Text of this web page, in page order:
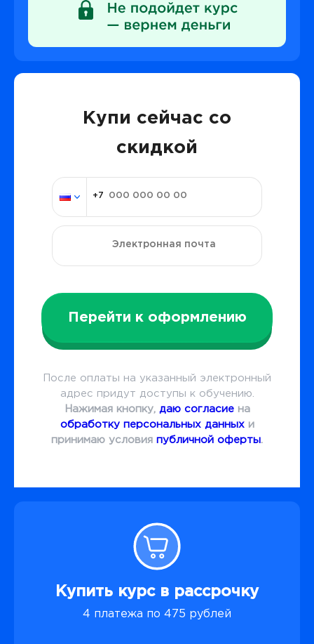
Купи сейчас со
скидкой
Перейти к оформлению
После оплаты на указанный электронный
адрес придут доступы к обучению.
Нажимая кнопку, даю согласиена
обработку персональных данныхи
принимаю условия публичной оферты.
Купить курс в рассрочку
4 платежа по 475 рублей